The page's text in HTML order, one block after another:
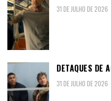
31 DE JULHO DE 2026
DETAQUES DE
31 DE JULHO DE 2026